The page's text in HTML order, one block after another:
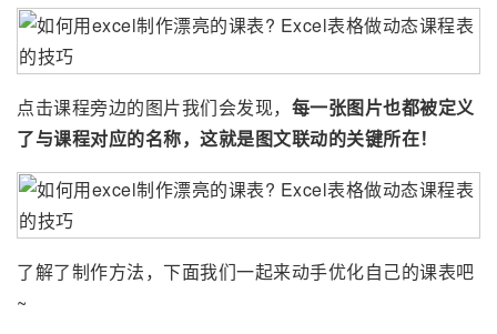
点击课程旁边的图片我们会发现， 每一张图片也都被定义
了与课程对应的名称，这就是图文联动的关键所在！
了解了制作方法，下面我们一起来动手优化自己的课表吧
~